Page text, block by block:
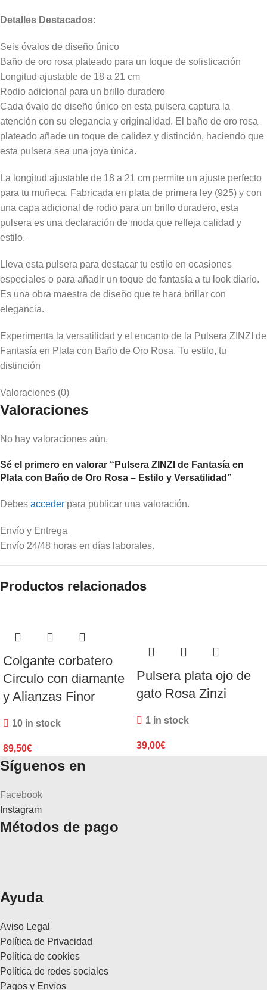
Detalles Destacados:
Seis óvalos de diseño único
Baño de oro rosa plateado para un toque de sofisticación
Longitud ajustable de 18 a 21 cm
Rodio adicional para un brillo duradero
Cada óvalo de diseño único en esta pulsera captura la
atención con su elegancia y originalidad. El baño de oro rosa
plateado añade un toque de calidez y distinción, haciendo que
esta pulsera sea una joya única.
La longitud ajustable de 18 a 21 cm permite un ajuste perfecto
para tu muñeca. Fabricada en plata de primera ley (925) y con
una capa adicional de rodio para un brillo duradero, esta
pulsera es una declaración de moda que refleja calidad y
estilo.
Lleva esta pulsera para destacar tu estilo en ocasiones
especiales o para añadir un toque de fantasía a tu look diario.
Es una obra maestra de diseño que te hará brillar con
elegancia.
Experimenta la versatilidad y el encanto de la Pulsera ZINZI de
Fantasía en Plata con Baño de Oro Rosa. Tu estilo, tu
distinción
Valoraciones (0)
Valoraciones
No hay valoraciones aún.
Sé el primero en valorar “Pulsera ZINZI de Fantasía en
Plata con Baño de Oro Rosa – Estilo y Versatilidad”
Debes acceder para publicar una valoración.
Envío y Entrega
Envío 24/48 horas en días laborales.
Productos relacionados
Colgante corbatero
Circulo con diamante
y Alianzas Finor
10 in stock
89,50€
Pulsera plata ojo de
gato Rosa Zinzi
1 in stock
39,00€
Síguenos en
Facebook
Instagram
Métodos de pago
Ayuda
Aviso Legal
Política de Privacidad
Política de cookies
Política de redes sociales
Pagos y Envíos